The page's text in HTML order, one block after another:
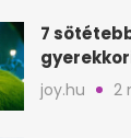
7
joy.hu 2